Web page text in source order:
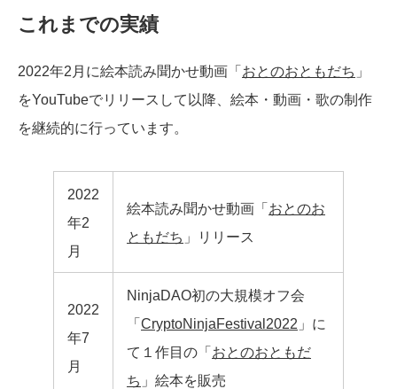
これまでの実績
2022年2月に絵本読み聞かせ動画「 おとのおともだち 」
をYouTubeでリリースして以降、絵本・動画・歌の制作
を継続的に行っています。
2022
年2
月
絵本読み聞かせ動画「 おとのお
ともだち 」リリース
2022
年7
月
NinjaDAO初の大規模オフ会
「 CryptoNinjaFestival2022 」に
て１作目の「 おとのおともだ
ち 」絵本を販売